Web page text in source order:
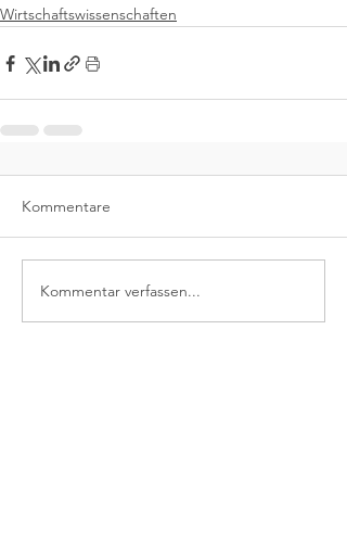
Wirtschaftswissenschaften
Kommentare
Kommentar verfassen...